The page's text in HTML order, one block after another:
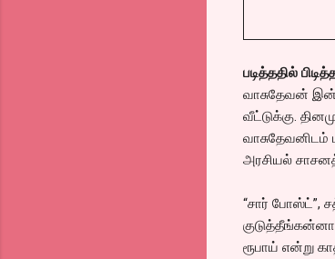
படித்ததில்
வாசுதேவன்
வீட்டுக்கு.
வாசுதேவனிடம்
அரசியல்
“சார் போஸ்ட்”,
ரூபாய் என்று